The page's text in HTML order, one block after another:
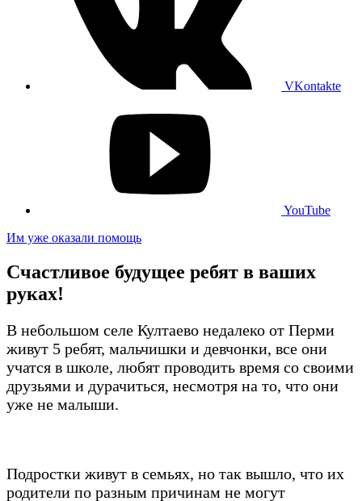
VKontakte
YouTube
Им уже оказали помощь
Счастливое будущее ребят в ваших
руках!
В небольшом селе Култаево недалеко от Перми
живут 5 ребят, мальчишки и девчонки, все они
учатся в школе, любят проводить время со своими
друзьями и дурачиться, несмотря на то, что они
уже не малыши.
Подростки живут в семьях, но так вышло, что их
родители по разным причинам не могут